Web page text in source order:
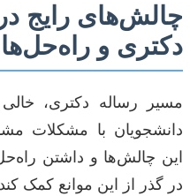
چالش‌های رایج
دکتری و راه‌حل‌ها
مسیر رساله دکتری،
دانشجویان با مشکلات
این چالش‌ها و داشتن
در گذر از این موانع کمک